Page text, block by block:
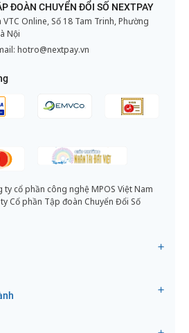
ĐOÀN CHUYỂN ĐỔI SỐ NEXTPAY
VTC Online, Số 18 Tam Trinh, Phường
Nội
hotro@nextpay.vn
cổ phần công nghệ MPOS Việt Nam
Cổ phần Tập đoàn Chuyển Đổi Số